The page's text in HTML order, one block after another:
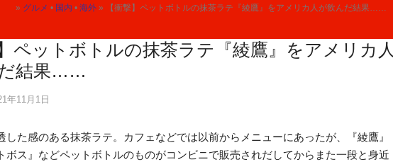
ップ
» グルメ
ップ
• 国内
ップ
• 海外 » 【衝撃】ペットボトルの抹茶ラテ『綾鷹』をアメリカ人が飲んだ結果……
】ペットボトルの抹茶ラテ『綾鷹』をアメリカ人
結果……
年11月1日
した感のある抹茶ラテ。カフェなどでは以前からメニューにあったが、『綾鷹』
ボス』などペットボトルのものがコンビニで販売されだしてからまた一段と身近